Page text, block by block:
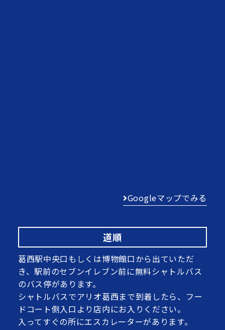
Googleマップでみる
道順
葛西駅中央口もしくは博物館口から出ていただ
き、駅前のセブンイレブン前に無料シャトルバス
のバス停があります。
シャトルバスでアリオ葛西まで到着したら、フー
ドコート側入口より店内にお入りください。
入ってすぐの所にエスカレーターがあります。